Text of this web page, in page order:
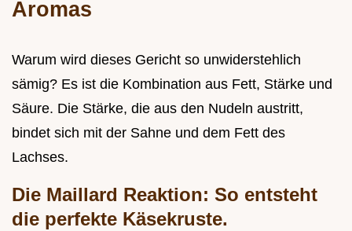
Aromas
Warum wird dieses Gericht so unwiderstehlich
sämig? Es ist die Kombination aus Fett, Stärke und
Säure. Die Stärke, die aus den Nudeln austritt,
bindet sich mit der Sahne und dem Fett des
Lachses.
Die Maillard Reaktion: So entsteht
die perfekte Käsekruste.